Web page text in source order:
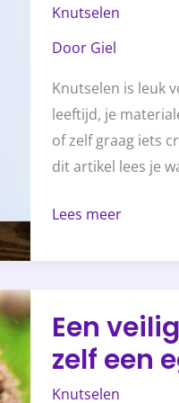
Knutselen
Door Giel
Knutselen is leuk
leeftijd, je
of zelf graag iets
dit artikel lees je
ideeën
voor
volwassenen
Lees meer
Een
zelf een
Knutselen
veilig
huis